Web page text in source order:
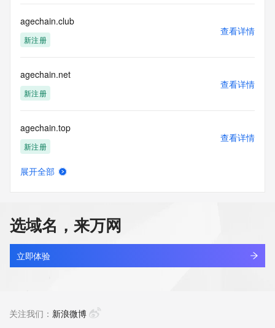
agechain.club
新注册
查看详情
agechain.net
新注册
查看详情
agechain.top
新注册
查看详情
agedmall.cn
最近查询
查看详情
展开全部
选域名，来万网
立即体验
关注我们： 新浪微博